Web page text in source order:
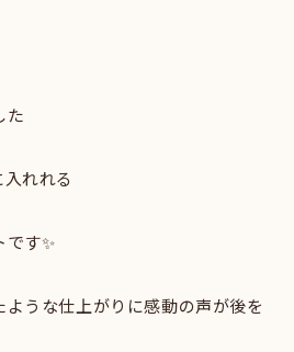
た
れれる
す✨
うな仕上がりに感動の声が後を